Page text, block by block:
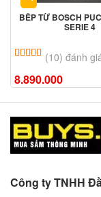
BẾP TỪ BOSCH
SERIE 4
5.00trên 5 dựa
10(10) đánh
8.890.000
Công ty TNHH